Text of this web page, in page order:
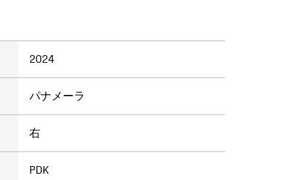
2024
パナメーラ
右
PDK